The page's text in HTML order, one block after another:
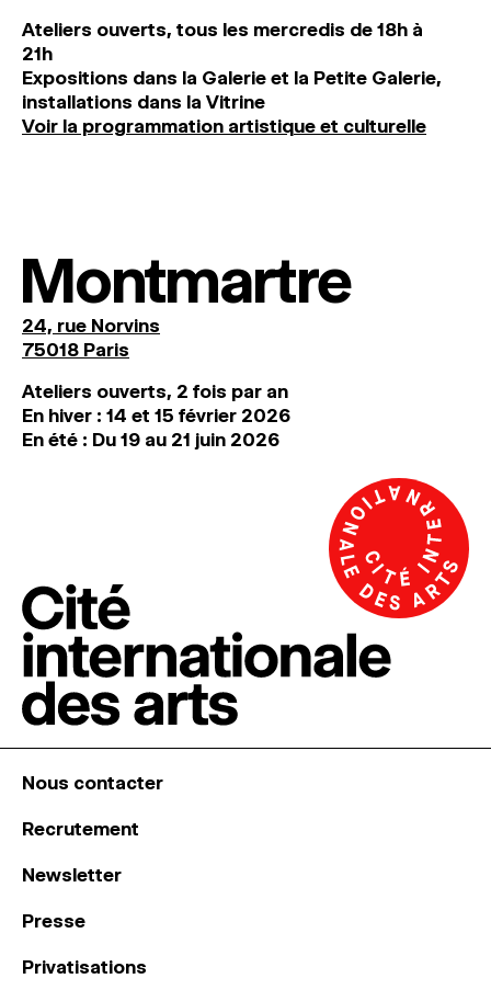
Ateliers ouverts, tous les mercredis de 18h à
21h
Expositions dans la Galerie et la Petite Galerie,
installations dans la Vitrine
Voir la programmation artistique et culturelle
Montmartre
24, rue Norvins
75018 Paris
Ateliers ouverts, 2 fois par an
En hiver : 14 et 15 février 2026
En été : Du 19 au 21 juin 2026
Nous contacter
Recrutement
Newsletter
Presse
Privatisations